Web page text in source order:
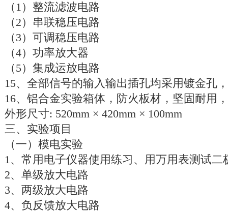
（1）整流滤波电路
（2）串联稳压电路
（3）可调稳压电路
（4）功率放大器
（5）集成运放电路
15、全部信号的输入输出插孔均采用镀金孔
16、铝合金实验箱体，防火板材，坚固耐用
外形尺寸: 520mm × 420mm × 100mm
三、实验项目
（一）模电实验
1、常用电子仪器使用练习、用万用表测试二
2、单级放大电路
3、两级放大电路
4、负反馈放大电路